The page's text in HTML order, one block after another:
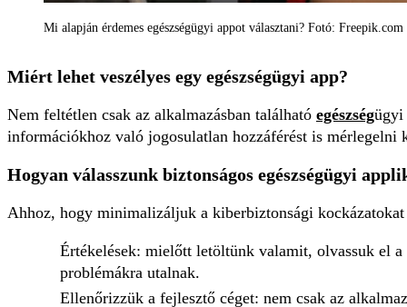
Mi alapján érdemes egészségügyi appot választani? Fotó: Freepik.com
Miért lehet veszélyes egy egészségügyi app?
Nem feltétlen csak az alkalmazásban található egészségügyi
információkhoz való jogosulatlan hozzáférést is
Hogyan válasszunk biztonságos egészségügyi
Ahhoz, hogy minimalizáljuk a kiberbiztonsági
Értékelések: mielőtt letöltünk valamit, olvassuk el
problémákra utalnak.
Ellenőrizzük a fejlesztő céget: nem csak az